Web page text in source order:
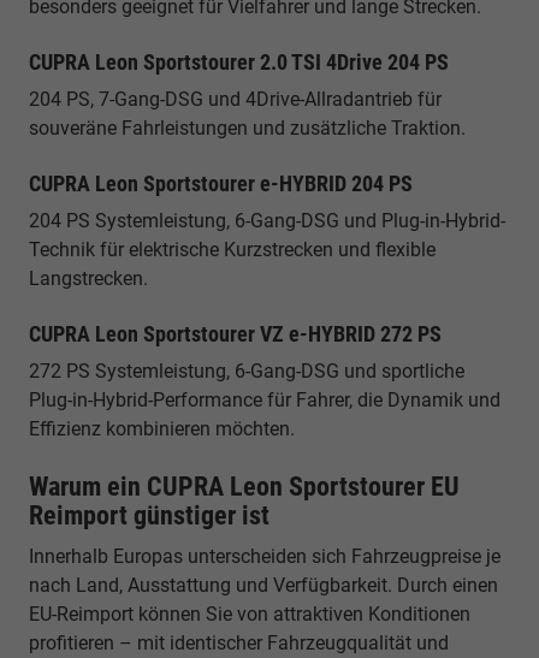
besonders geeignet für Vielfahrer und lange Strecken.
CUPRA Leon Sportstourer 2.0 TSI 4Drive 204 PS
204 PS, 7-Gang-DSG und 4Drive-Allradantrieb für
souveräne Fahrleistungen und zusätzliche Traktion.
CUPRA Leon Sportstourer e-HYBRID 204 PS
204 PS Systemleistung, 6-Gang-DSG und Plug-in-Hybrid-
Technik für elektrische Kurzstrecken und flexible
Langstrecken.
CUPRA Leon Sportstourer VZ e-HYBRID 272 PS
272 PS Systemleistung, 6-Gang-DSG und sportliche
Plug-in-Hybrid-Performance für Fahrer, die Dynamik und
Effizienz kombinieren möchten.
Warum ein CUPRA Leon Sportstourer EU
Reimport günstiger ist
Innerhalb Europas unterscheiden sich Fahrzeugpreise je
nach Land, Ausstattung und Verfügbarkeit. Durch einen
EU-Reimport können Sie von attraktiven Konditionen
profitieren – mit identischer Fahrzeugqualität und